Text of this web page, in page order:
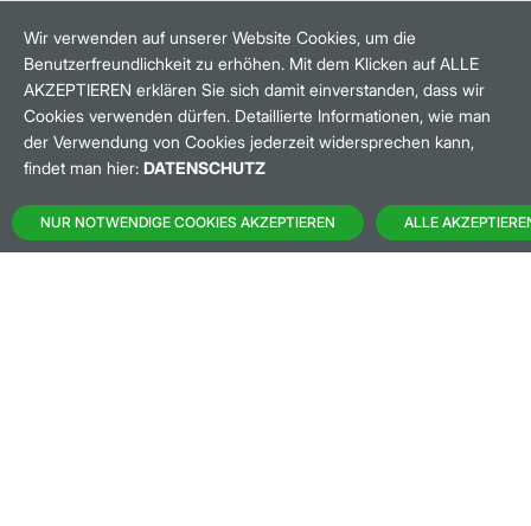
BANKEINSTELLUNGEN
HÄUFIG GESUCHT:
M:ACCESS
Wir verwenden auf unserer Website Cookies, um die
Benutzerfreundlichkeit zu erhöhen. Mit dem Klicken auf ALLE
AKZEPTIEREN erklären Sie sich damit einverstanden, dass wir
Cookies verwenden dürfen. Detaillierte Informationen, wie man
der Verwendung von Cookies jederzeit widersprechen kann,
findet man hier: DATENSCHUTZ
NUR NOTWENDIGE COOKIES AKZEPTIEREN ALLE